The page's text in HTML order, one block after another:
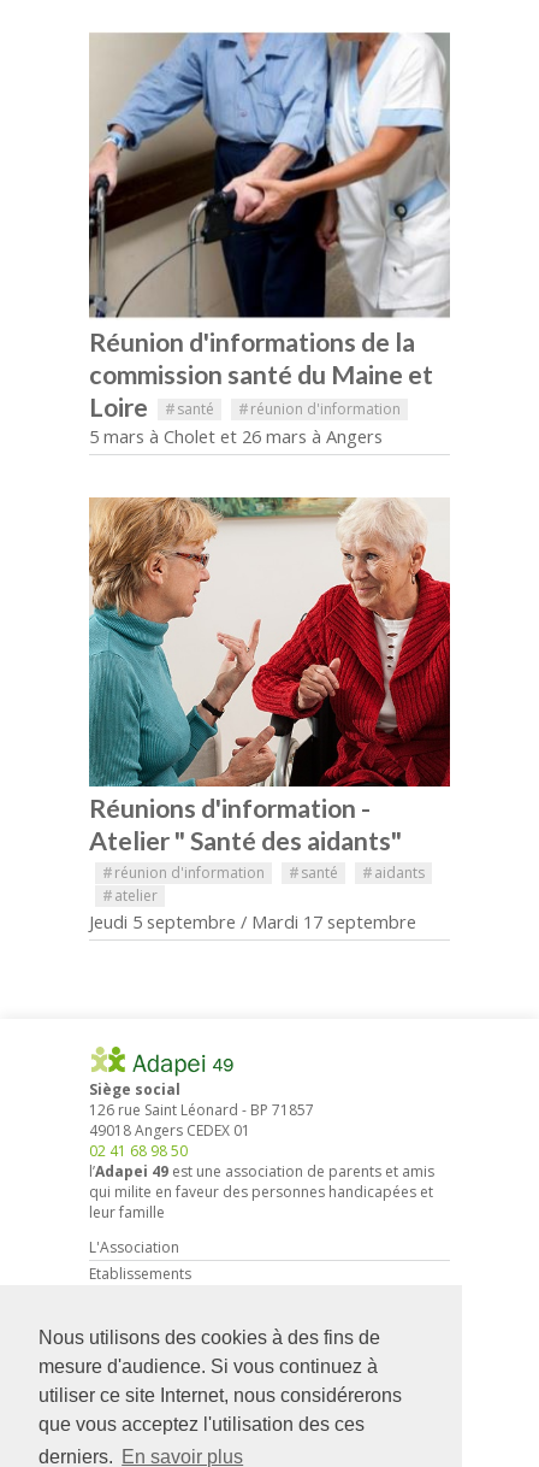
Nous utilisons des cookies à des fins de
mesure d'audience. Si vous continuez à
utiliser ce site Internet, nous considérerons
que vous acceptez l'utilisation des ces
derniers. En savoir plus
Réunion d'informations de la
commission santé du Maine et
Loire
#santé #réunion d'information
5 mars à Cholet et 26 mars à Angers
Réunions d'information -
Atelier " Santé des aidants"
#réunion d'information #santé #aidants
#atelier
Jeudi 5 septembre / Mardi 17 septembre
Siège social
126 rue Saint Léonard - BP 71857
49018Angers CEDEX 01
02 41 68 98 50
l’Adapei 49 est une association de parents et amis
qui milite en faveur des personnes handicapées et
leur famille
L'Association
Etablissements
Actions associatives
Actualités
Faire un don
Devenir Adhérent
Recrutement